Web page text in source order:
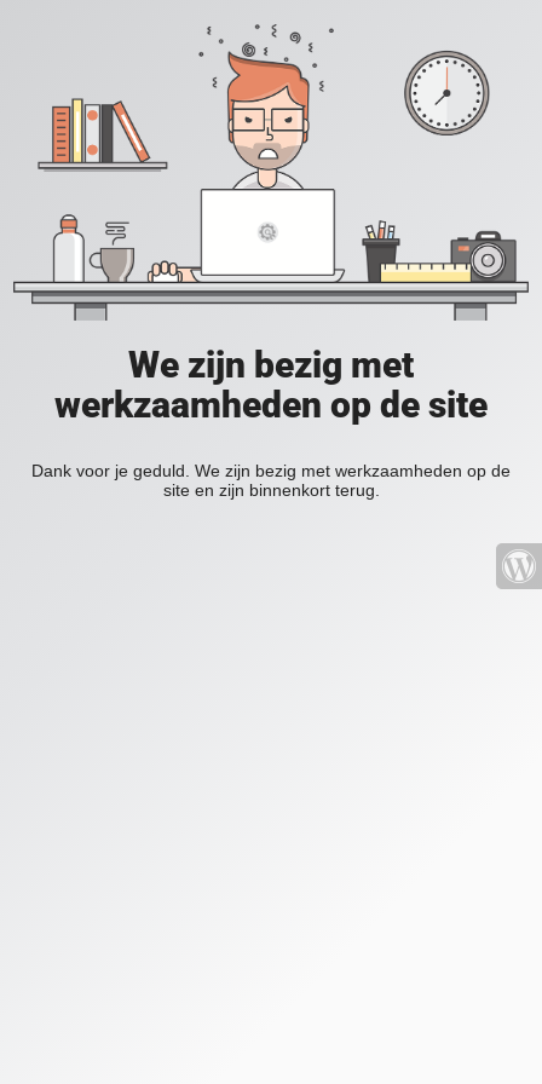
We zijn bezig met
werkzaamheden op de site
Dank voor je geduld. We zijn bezig met werkzaamheden op de
site en zijn binnenkort terug.